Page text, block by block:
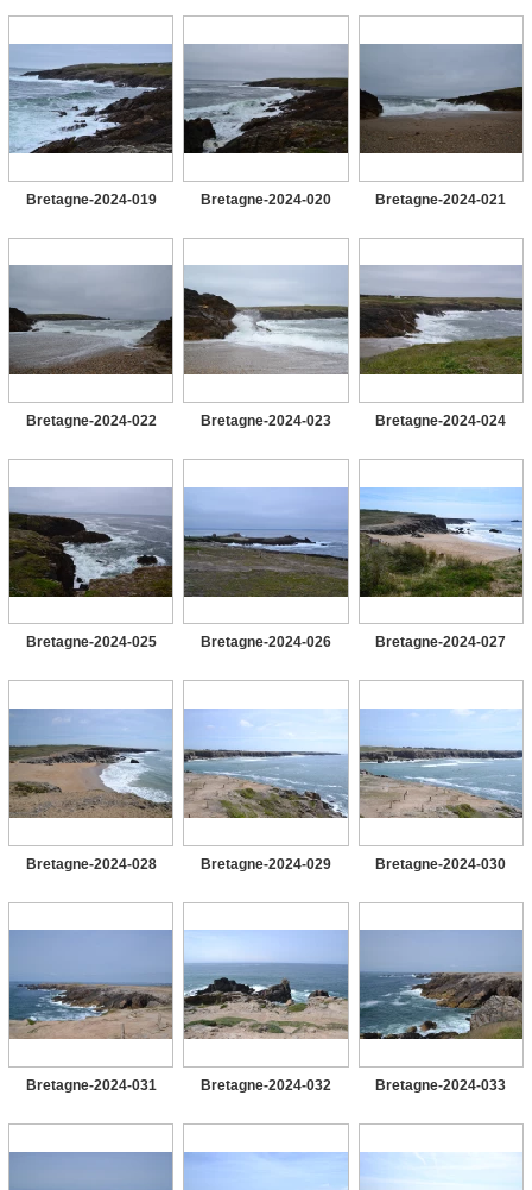
Bretagne-2024-019 Bretagne-2024-020 Bretagne-2024-021
Bretagne-2024-022 Bretagne-2024-023 Bretagne-2024-024
Bretagne-2024-025 Bretagne-2024-026 Bretagne-2024-027
Bretagne-2024-028 Bretagne-2024-029 Bretagne-2024-030
Bretagne-2024-031 Bretagne-2024-032 Bretagne-2024-033